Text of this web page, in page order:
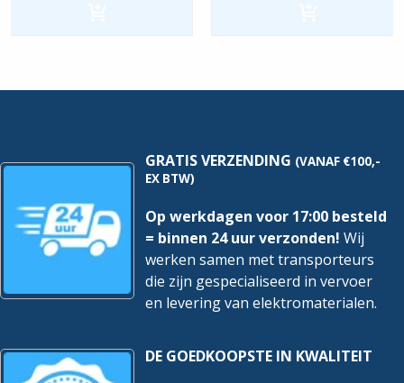
stuks
GRATIS VERZENDING (VANAF €100,-
EX BTW)
Op werkdagen voor 17:00 besteld
= binnen 24 uur verzonden! Wij
werken samen met transporteurs
die zijn gespecialiseerd in vervoer
en levering van elektromaterialen.
DE GOEDKOOPSTE IN KWALITEIT